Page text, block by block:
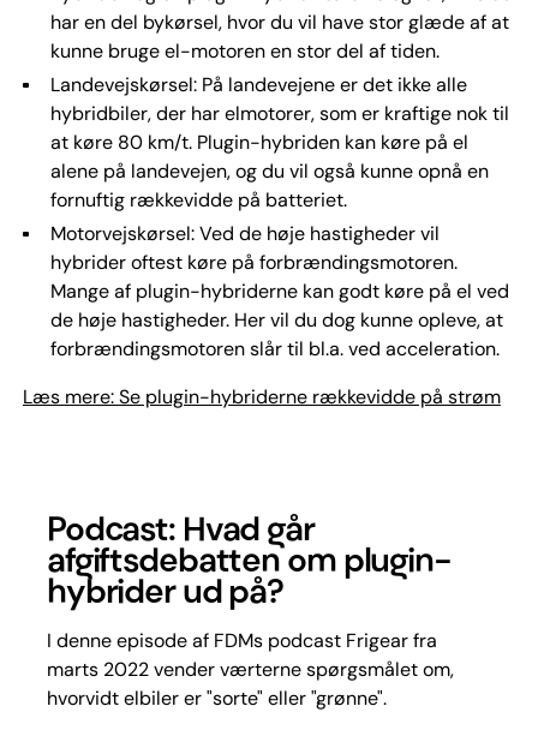
har en del bykørsel, hvor du vil have stor glæde af at
kunne bruge el-motoren en stor del af tiden.
Landevejskørsel: På landevejene er det ikke alle
hybridbiler, der har elmotorer, som er kraftige nok til
at køre 80 km/t. Plugin-hybriden kan køre på el
alene på landevejen, og du vil også kunne opnå en
fornuftig rækkevidde på batteriet.
Motorvejskørsel: Ved de høje hastigheder vil
hybrider oftest køre på forbrændingsmotoren.
Mange af plugin-hybriderne kan godt køre på el ved
de høje hastigheder. Her vil du dog kunne opleve, at
forbrændingsmotoren slår til bl.a. ved acceleration.
Læs mere: Se plugin-hybriderne rækkevidde på strøm
Podcast: Hvad går
afgiftsdebatten om plugin-
hybrider ud på?
I denne episode af FDMs podcast Frigear fra
marts 2022 vender værterne spørgsmålet om,
hvorvidt elbiler er "sorte" eller "grønne".